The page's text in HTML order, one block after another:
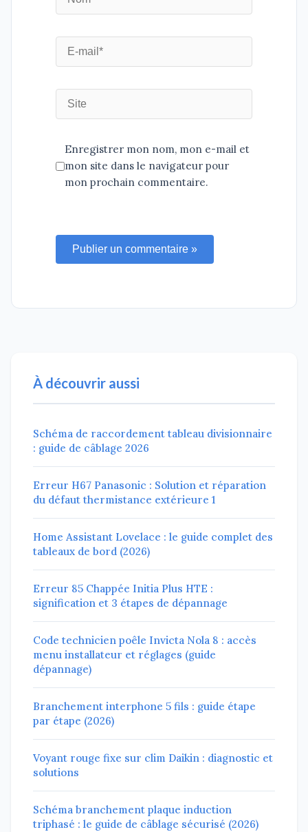
Enregistrer mon nom, mon e-mail et
mon site dans le navigateur pour
mon prochain commentaire.
Publier un commentaire »
À découvrir aussi
Schéma de raccordement tableau divisionnaire
: guide de câblage 2026
Erreur H67 Panasonic : Solution et réparation
du défaut thermistance extérieure 1
Home Assistant Lovelace : le guide complet des
tableaux de bord (2026)
Erreur 85 Chappée Initia Plus HTE :
signification et 3 étapes de dépannage
Code technicien poêle Invicta Nola 8 : accès
menu installateur et réglages (guide
dépannage)
Branchement interphone 5 fils : guide étape
par étape (2026)
Voyant rouge fixe sur clim Daikin : diagnostic et
solutions
Schéma branchement plaque induction
triphasé : le guide de câblage sécurisé (2026)